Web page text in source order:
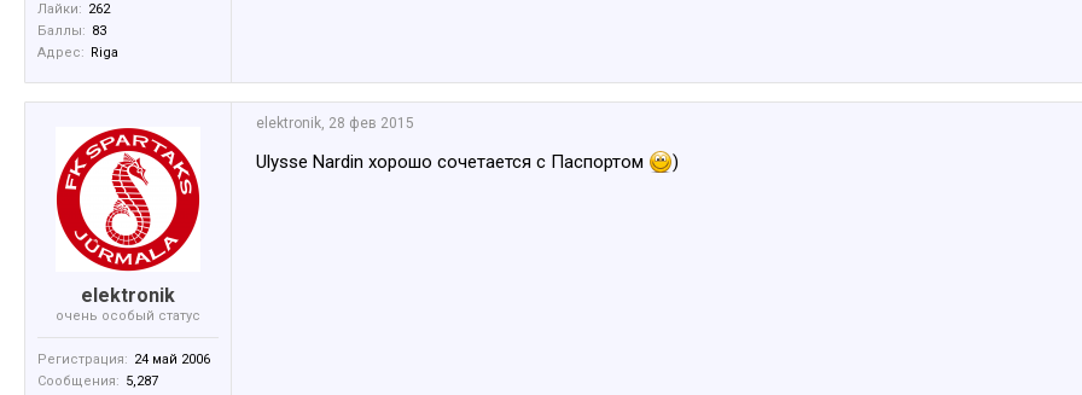
Лайки: 262
Баллы: 83
Адрес: Riga
elektronik
очень особый статус
Регистрация: 24 май 2006
Сообщения: 5,287
elektronik, 28 фев 2015
Ulysse Nardin хорошо сочетается с Паспортом )